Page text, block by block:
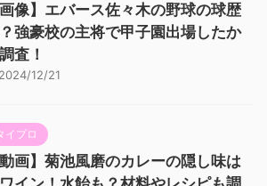
画像】エバース佐々木の野球の球歴
強豪校の主将で甲子園出場したか
査！
2024/12/21
イプロ
動画】菊池風磨のカレーの隠し味は